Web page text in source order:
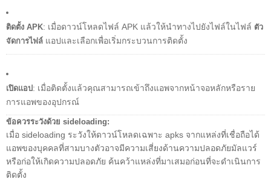
ติดตั้ง APK: เมื่อดาวน์โหลดไฟล์ APK แล้วให้นำทางไปยังไฟล์ในไฟล์ ตัว
จัดการไฟล์ แอปและเลือกเพื่อเริ่มกระบวนการติดตั้ง
เปิดแอป: เมื่อติดตั้งแล้วคุณสามารถเข้าถึงแอพจากหน้าจอหลักหรือราย
การแอพของอุปกรณ์
ข้อควรระวังด้วย sideloading:
เมื่อ sideloading ระวังให้ดาวน์โหลดเฉพาะ apks จากแหล่งที่เชื่อถือได้
แอพของบุคคลที่สามบางตัวอาจมีความเสี่ยงด้านความปลอดภัยมัลแวร์
หรือก่อให้เกิดความปลอดภัย ค้นคว้าแหล่งที่มาเสมอก่อนที่จะดำเนินการ
ติดตั้ง